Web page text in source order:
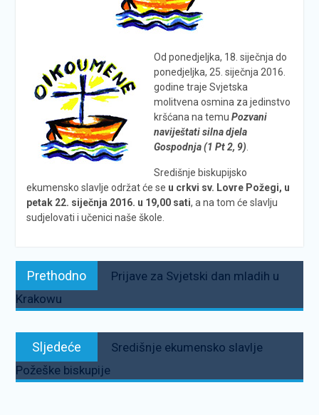
Od ponedjeljka, 18. siječnja do
ponedjeljka, 25. siječnja 2016.
godine traje Svjetska
molitvena osmina za jedinstvo
kršćana na temu Pozvani
naviještati silna djela
Gospodnja (1 Pt 2, 9)
Središnje biskupijsko
ekumensko slavlje održat će se u crkvi sv. Lovre Požegi, u
petak 22. siječnja 2016. u 19,00 sati, a na tom će slavlju
sudjelovati i učenici naše škole.
Navigacija
objava
Prethodno
Prijave za Svjetski dan mladih u
Krakowu
Sljedeće Sljedeće:
Središnje ekumensko slavlje
Požeške biskupije